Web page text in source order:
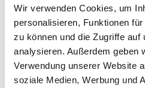
Wir verwenden Cookies, um
personalisieren, Funktionen
zu können und die Zugriffe auf
analysieren. Außerdem geben
Verwendung unserer Website
soziale Medien, Werbung und